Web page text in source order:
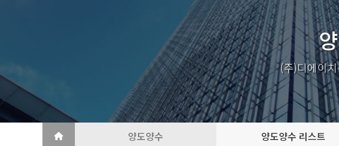
회사소개 사업
전문건설업
지반조성·포장공사업
실내건축공
도장·습식·방수·석공사업
조경식재·
철근·콘크리트공사업
구조물해체
상·하수도설비공사업
철도·궤도
철강구조물공사업
수중·준설
승강기·삭도공사업
시설물유지
기계설비·가스공사업
가스·난방
금속·창호·지붕
양도양수
공제조합 실태조사
국가계약법령관계서식 실질자본
(주)디에이
양도양수 양도양수 리스트